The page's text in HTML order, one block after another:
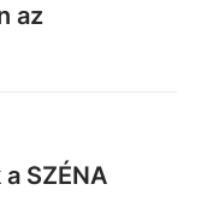
az
SZÉNA